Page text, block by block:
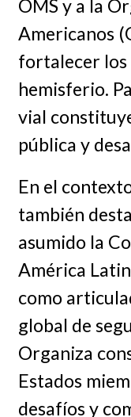
OMS y a la
Americanos
fortalecer los
hemisferio.
vial
pública y
En el
también
asumido la
América
como
global de
Organiza
Estados
desafíos y